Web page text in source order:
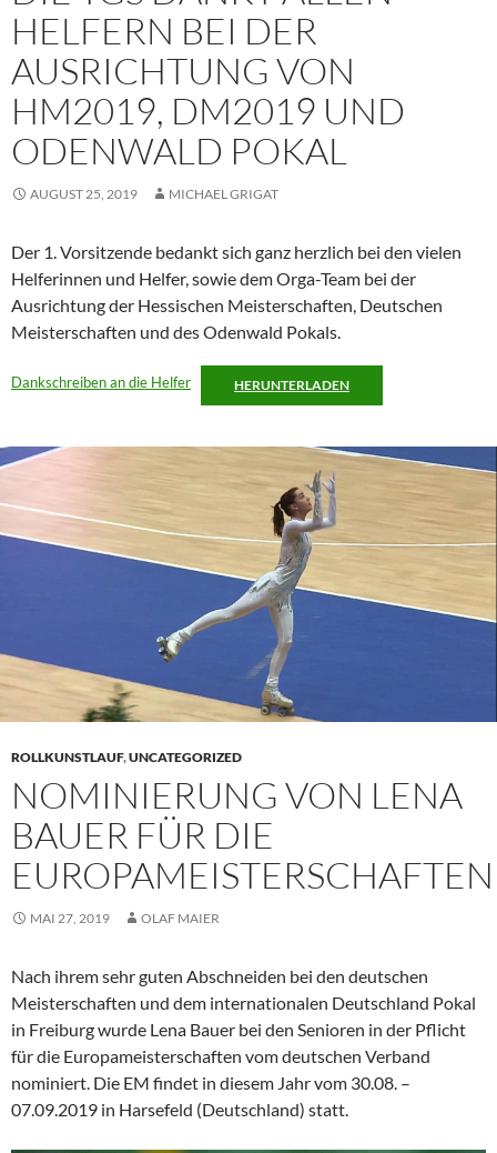
HELFERN BEI DER
AUSRICHTUNG VON
HM2019, DM2019 UND
ODENWALD POKAL
AUGUST 25, 2019 MICHAEL GRIGAT
Der 1. Vorsitzende bedankt sich ganz herzlich bei den vielen
Helferinnen und Helfer, sowie dem Orga-Team bei der
Ausrichtung der Hessischen Meisterschaften, Deutschen
Meisterschaften und des Odenwald Pokals.
Dankschreiben an die Helfer HERUNTERLADEN
ROLLKUNSTLAUF,UNCATEGORIZED
NOMINIERUNG VON LENA
BAUER FÜR DIE
EUROPAMEISTERSCHAFTEN
MAI 27, 2019 OLAF MAIER
Nach ihrem sehr guten Abschneiden bei den deutschen
Meisterschaften und dem internationalen Deutschland Pokal
in Freiburg wurde Lena Bauer bei den Senioren in der Pflicht
für die Europameisterschaften vom deutschen Verband
nominiert. Die EM findet in diesem Jahr vom 30.08. –
07.09.2019 in Harsefeld (Deutschland) statt.